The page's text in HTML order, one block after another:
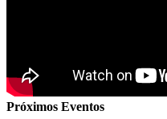
Próximos Eventos